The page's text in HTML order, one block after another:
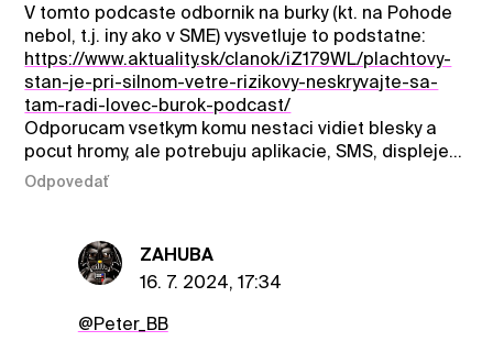
V tomto podcaste odbornik na burky (kt. na Pohode
nebol, t.j. iny ako v SME) vysvetluje to podstatne:
https://www.aktuality.sk/clanok/iZ179WL/plachtovy-
stan-je-pri-silnom-vetre-rizikovy-neskryvajte-sa-
tam-radi-lovec-burok-podcast/
Odporucam vsetkym komu nestaci vidiet blesky a
pocut hromy, ale potrebuju aplikacie, SMS, displeje...
Odpovedať
ZAHUBA
16. 7. 2024, 17:34
@Peter_BB